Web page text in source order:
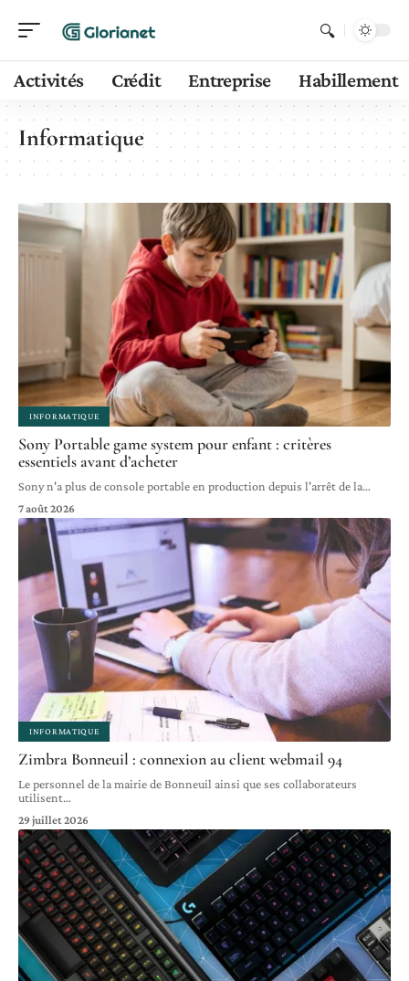
Activités Crédit Entreprise Habillement
Informatique
INFORMATIQUE
Sony Portable game system pour enfant : critères
essentiels avant d’acheter
Sony n'a plus de console portable en production depuis l'arrêt de la…
7 août 2026
INFORMATIQUE
Zimbra Bonneuil : connexion au client webmail 94
Le personnel de la mairie de Bonneuil ainsi que ses collaborateurs
utilisent…
29 juillet 2026